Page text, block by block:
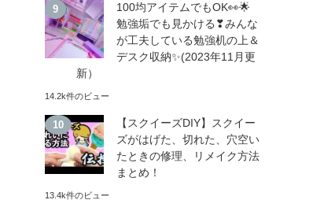
100均アイテムでもOK👀🌟
勉強垢でも見かける❣みんな
が工夫している勉強机の上＆
デスク収納✨(2023年11月更
新）
14.2k件のビュー
【スクイーズDIY】スクイー
ズがはげた、切れた、穴空い
たときの修理、リメイク方法
まとめ！
13.4k件のビュー